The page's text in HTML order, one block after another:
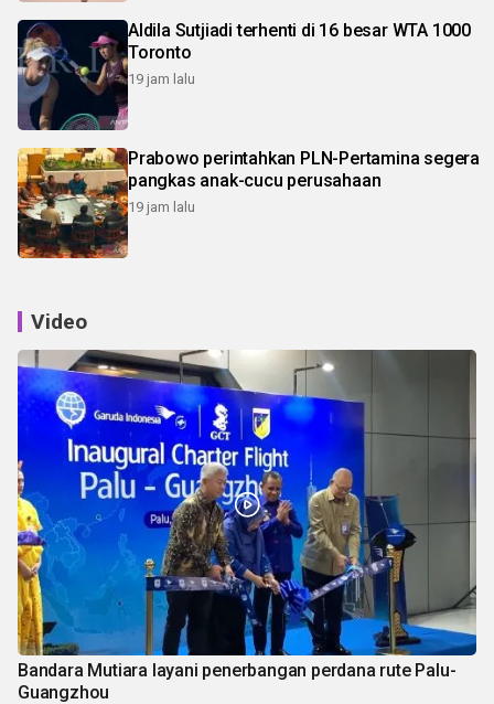
Aldila Sutjiadi terhenti di 16 besar WTA 1000
Toronto
19 jam lalu
Prabowo perintahkan PLN-Pertamina segera
pangkas anak-cucu perusahaan
19 jam lalu
Video
Bandara Mutiara layani penerbangan perdana rute Palu-
Guangzhou